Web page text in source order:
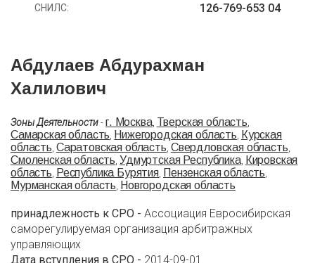
СНИЛС: 126-769-653 04
Абдулаев Абдурахман
Халилович
Зоны Деятельности-г. Москва, Тверская область,
Самарская область, Нижегородская область, Курская
область, Саратовская область, Свердловская область,
Смоленская область, Удмуртская Республика, Кировская
область, Республика Бурятия, Пензенская область,
Мурманская область, Новгородская область
принадлежность к СРО - Ассоциация Евросибирская
саморегулируемая организация арбитражных
управляющих
Дата вступления в СРО - 2014-09-01